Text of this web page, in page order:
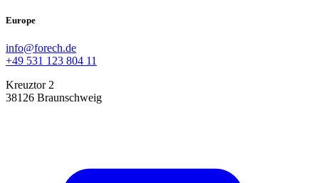
Europe
info@forech.de
+49 531 123 804 11
Kreuztor 2
38126 Braunschweig